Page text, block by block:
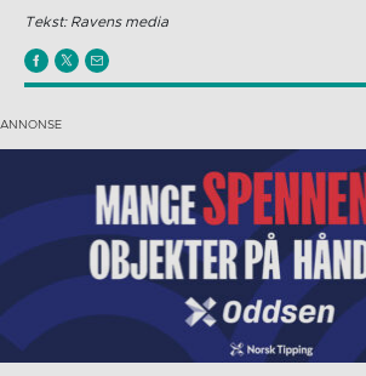
Tekst: Ravens media